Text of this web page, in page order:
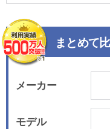
まとめて
メーカー
モデル